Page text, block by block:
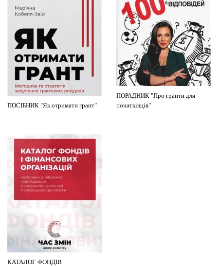
ПОРАДНИК "Про гранти для
початківців"
ПОСІБНИК "Як отримати грант"
КАТАЛОГ ФОНДІВ